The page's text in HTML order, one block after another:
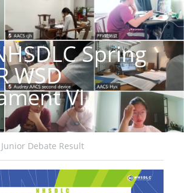
Spring
WSD
VI
Junior Debate Result